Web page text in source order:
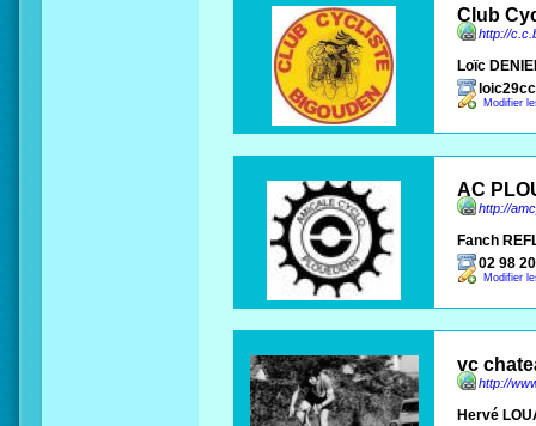
Club
http://
Loïc
Modifier
AC
http://
Fanch
02 98
Modifier
vc
http://
Hervé